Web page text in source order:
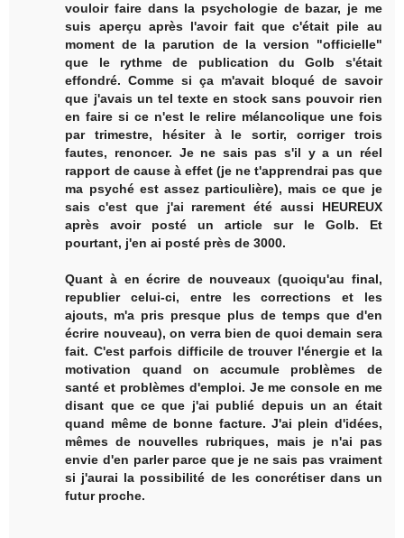
vouloir faire dans la psychologie de bazar, je me
suis aperçu après l'avoir fait que c'était pile au
moment de la parution de la version "officielle"
que le rythme de publication du Golb s'était
effondré. Comme si ça m'avait bloqué de savoir
que j'avais un tel texte en stock sans pouvoir rien
en faire si ce n'est le relire mélancolique une fois
par trimestre, hésiter à le sortir, corriger trois
fautes, renoncer. Je ne sais pas s'il y a un réel
rapport de cause à effet (je ne t'apprendrai pas que
ma psyché est assez particulière), mais ce que je
sais c'est que j'ai rarement été aussi HEUREUX
après avoir posté un article sur le Golb. Et
pourtant, j'en ai posté près de 3000.
Quant à en écrire de nouveaux (quoiqu'au final,
republier celui-ci, entre les corrections et les
ajouts, m'a pris presque plus de temps que d'en
écrire nouveau), on verra bien de quoi demain sera
fait. C'est parfois difficile de trouver l'énergie et la
motivation quand on accumule problèmes de
santé et problèmes d'emploi. Je me console en me
disant que ce que j'ai publié depuis un an était
quand même de bonne facture. J'ai plein d'idées,
mêmes de nouvelles rubriques, mais je n'ai pas
envie d'en parler parce que je ne sais pas vraiment
si j'aurai la possibilité de les concrétiser dans un
futur proche.